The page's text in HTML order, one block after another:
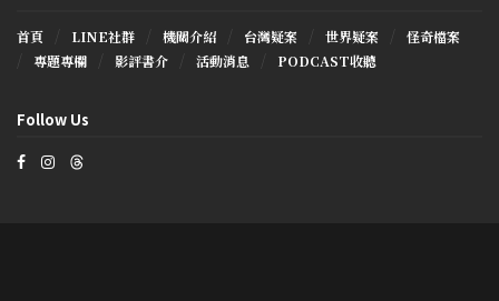
首頁 LINE社群 機關介紹 台灣疑案 世界疑案
怪奇檔案
專題專欄
影評書介 活動消息 PODCAST收聽
Follow Us